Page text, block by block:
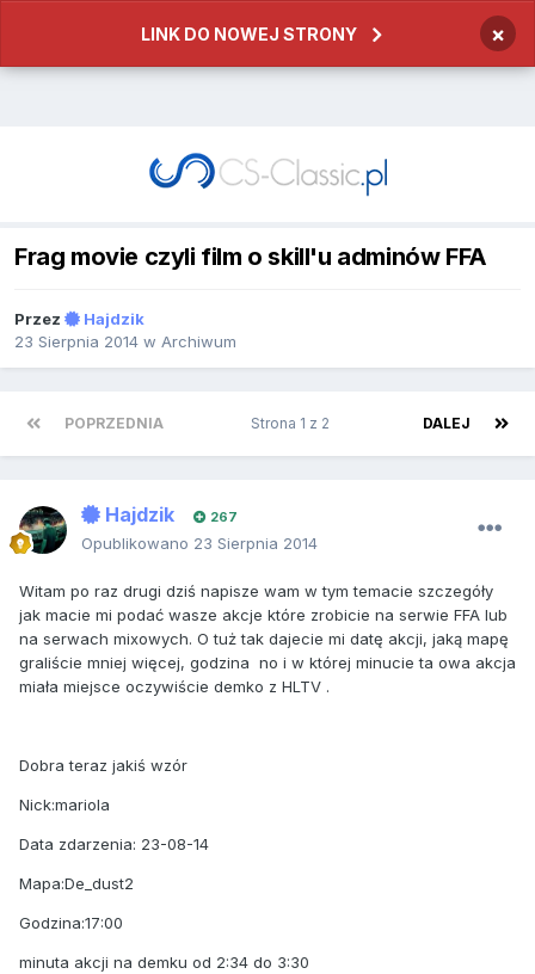
LINK DO NOWEJ STRONY ×
Frag movie czyli film o skill'u adminów FFA
Przez
Hajdzik
23 Sierpnia 2014 w Archiwum
POPRZEDNIA DALEJ
Strona 1 z 2
Hajdzik 267
Opublikowano 23 Sierpnia 2014
Witam po raz drugi dziś napisze wam w tym temacie szczegóły
jak macie mi podać wasze akcje które zrobicie na serwie FFA lub
na serwach mixowych. O tuż tak dajecie mi datę akcji, jaką mapę
graliście mniej więcej, godzina no i w której minucie ta owa akcja
miała miejsce oczywiście demko z HLTV .
Dobra teraz jakiś wzór
Nick:mariola
Data zdarzenia: 23-08-14
Mapa:De_dust2
Godzina:17:00
minuta akcji na demku od 2:34 do 3:30